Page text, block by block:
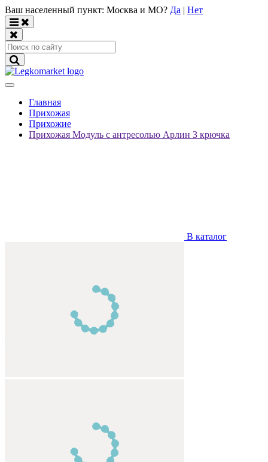
Ваш населенный пункт: Москва и МО? Да | Нет
Главная
Прихожая
Прихожие
Прихожая Модуль с антресолью Арлин 3 крючка
В каталог